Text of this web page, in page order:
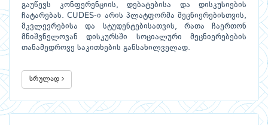
გაუწევს კონფერენციის, დებატებისა და დისკუსიების
ჩატარებას. CUDES-ი არის პლატფორმა მეცნიერებისთვის,
მკვლევრებისა და სტუდენტებისათვის, რათა ჩაერთონ
მნიშვნელოვან დისკურსში სოციალური მეცნიერებების
თანამედროვე საკითხების განსახილველად.
სრულად